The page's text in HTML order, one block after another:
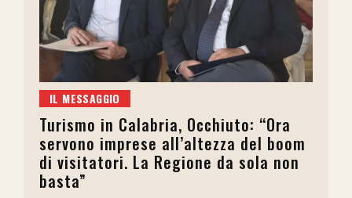
IL MESSAGGIO
Turismo in Calabria, Occhiuto: “Ora
servono imprese all’altezza del boom
di visitatori. La Regione da sola non
basta”